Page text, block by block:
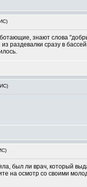
знают слова
раздевалки сразу в
был ли врач, который
на осмотр со своими